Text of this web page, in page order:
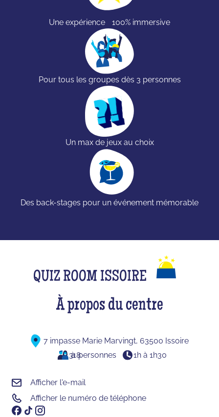
Une expérience 100% immersive
Pour tous les groupes dès 3 personnes
Un max de jeux au choix
Des back-stages pour un événement mémorable
QUIZ ROOM ISSOIRE
À propos du centre
7 impasse Marie Marvingt, 63500 Issoire
3à18personnes 1h à 1h30
Afficher l'e-mail
Afficher le numéro de téléphone